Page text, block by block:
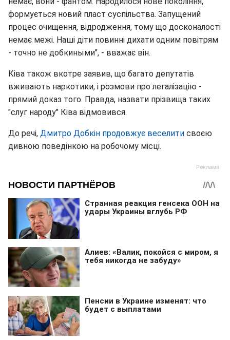
формується новий пласт суспільства. Запущений
процес очищення, відродження, тому що досконалості
немає межі. Наші діти повинні дихати одним повітрям
- точно не добкиными", - вважає він.
Ківа також вкотре заявив, що багато депутатів
вживають наркотики, і розмови про легалізацію -
прямий доказ того. Правда, назвати прізвища таких
"слуг народу" Ківа відмовився.
До речі, Дмитро Добкін продовжує веселити своєю
дивною поведінкою на робочому місці.